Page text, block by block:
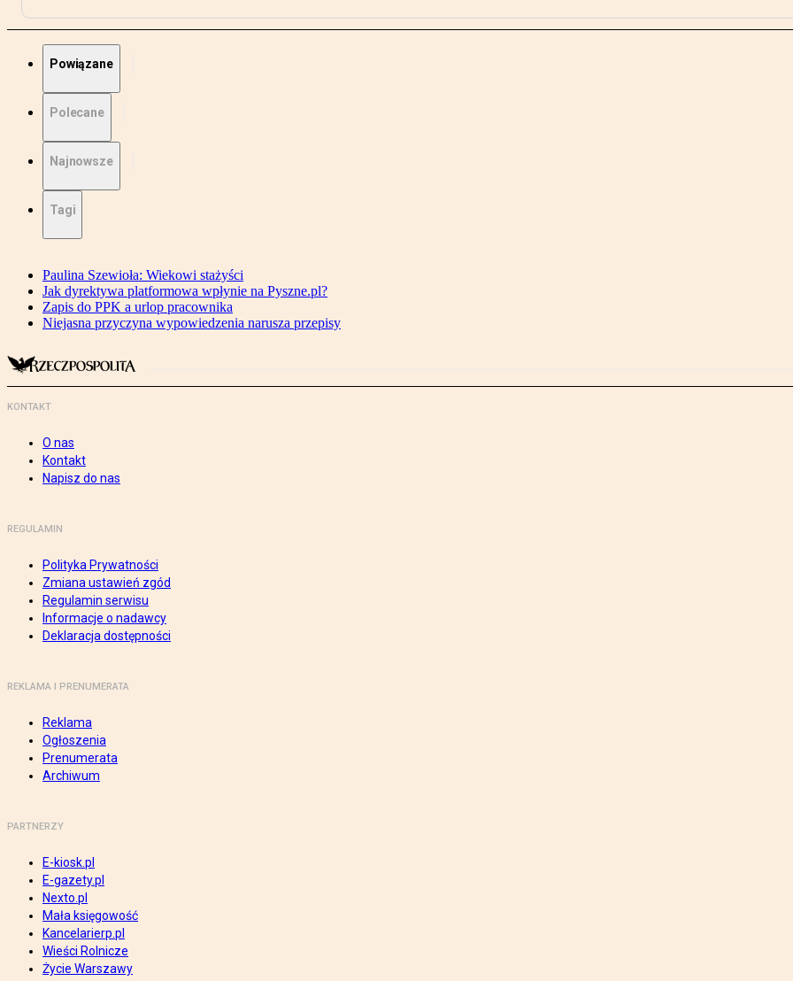
Powiązane
Polecane
Najnowsze
Tagi
Paulina Szewioła: Wiekowi stażyści
Jak dyrektywa platformowa wpłynie na Pyszne.pl?
Zapis do PPK a urlop pracownika
Niejasna przyczyna wypowiedzenia narusza przepisy
KONTAKT
O nas
Kontakt
Napisz do nas
REGULAMIN
Polityka Prywatności
Zmiana ustawień zgód
Regulamin serwisu
Informacje o nadawcy
Deklaracja dostępności
REKLAMA I PRENUMERATA
Reklama
Ogłoszenia
Prenumerata
Archiwum
PARTNERZY
E-kiosk.pl
E-gazety.pl
Nexto.pl
Mała księgowość
Kancelarierp.pl
Wieści Rolnicze
Życie Warszawy